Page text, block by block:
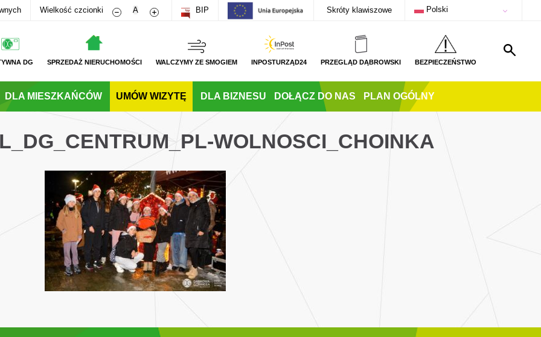
Wielkość czcionki Zmniejsz rozmiar czcionki
A Zwiększ rozmiar czcionki
BIP Skróty klawiszowe Polski
DG SPRZEDAŻ NIERUCHOMOŚCI WALCZYMY ZE SMOGIEM INPOSTURZĄD24 PRZEGLĄD DĄBROWSKI BEZPIECZEŃSTWO
DLA MIESZKAŃCÓW UMÓW WIZYTĘ DLA BIZNESU DOŁĄCZ DO NAS PLAN OGÓLNY
WOLNOSCI_CHOINKA